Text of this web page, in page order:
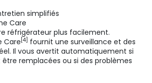
simplifiés
Care
réfrigérateur plus facilement.
Care [4] fournit une surveillance et des
Il vous avertit automatiquement si
remplacées ou si des problèmes